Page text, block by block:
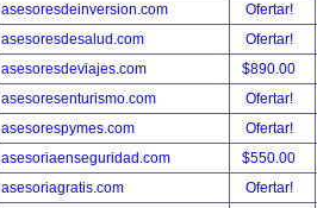
asesoresdeinversion.com
Ofertar!
asesoresdesalud.com
Ofertar!
asesoresdeviajes.com
$890.00
asesoresenturismo.com
Ofertar!
asesorespymes.com
Ofertar!
asesoriaenseguridad.com
$550.00
asesoriagratis.com
Ofertar!